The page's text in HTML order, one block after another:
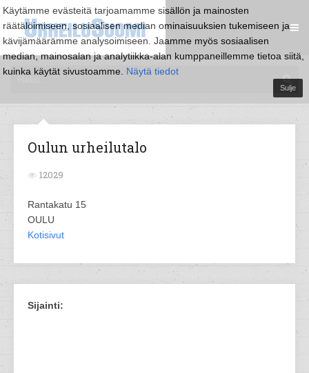
Käytämme evästeitä tarjoamamme sisällön ja mainosten
räätälöimiseen, sosiaalisen median ominaisuuksien tukemiseen ja
kävijämäärämme analysoimiseen. Jaamme myös sosiaalisen
median, mainosalan ja analytiikka-alan kumppaneillemme tietoa siitä,
kuinka käytät sivustoamme. Näytä tiedot
Sulje
Oulun urheilutalo
12029
Rantakatu 15
OULU
Kotisivut
Sijainti: